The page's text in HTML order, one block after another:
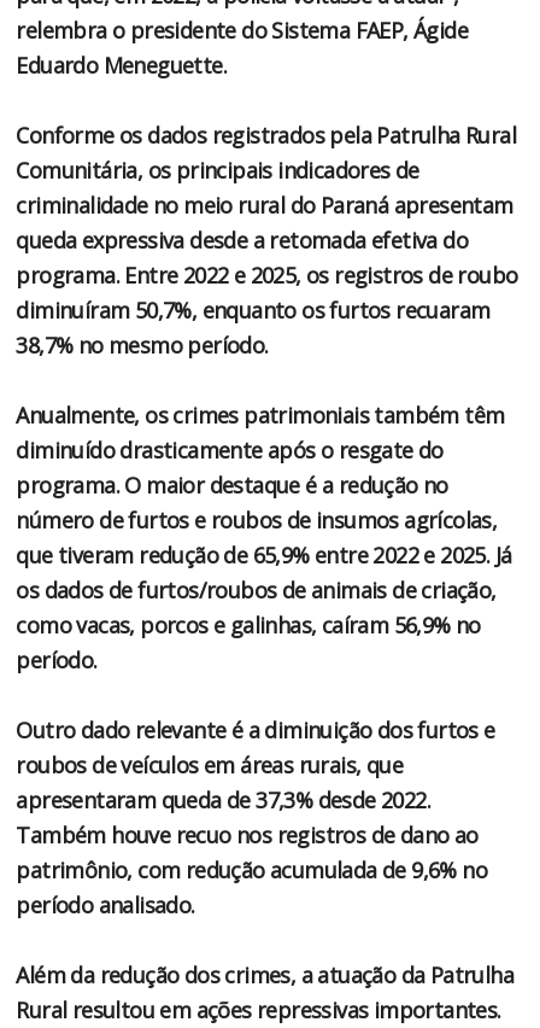
relembra o presidente do Sistema FAEP, Ágide
Eduardo Meneguette.
Conforme os dados registrados pela Patrulha Rural
Comunitária, os principais indicadores de
criminalidade no meio rural do Paraná apresentam
queda expressiva desde a retomada efetiva do
programa. Entre 2022 e 2025, os registros de roubo
diminuíram 50,7%, enquanto os furtos recuaram
38,7% no mesmo período.
Anualmente, os crimes patrimoniais também têm
diminuído drasticamente após o resgate do
programa. O maior destaque é a redução no
número de furtos e roubos de insumos agrícolas,
que tiveram redução de 65,9% entre 2022 e 2025. Já
os dados de furtos/roubos de animais de criação,
como vacas, porcos e galinhas, caíram 56,9% no
período.
Outro dado relevante é a diminuição dos furtos e
roubos de veículos em áreas rurais, que
apresentaram queda de 37,3% desde 2022.
Também houve recuo nos registros de dano ao
patrimônio, com redução acumulada de 9,6% no
período analisado.
Além da redução dos crimes, a atuação da Patrulha
Rural resultou em ações repressivas importantes.